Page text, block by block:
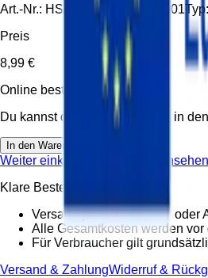
Art.-Nr.: HS-FIN-FINELINER-001Typ:
Preis
8,99 €
Online bestellbar
Du kannst diesen Artikel direkt in
In den Warenkorb
Weiter einkaufen
Warenkorb ansehen
Klare Bestellbedingungen
Versand pauschal 5,95 € oder
Alle Gesamtkosten werden
Für Verbraucher gilt
Versand & ZahlungWiderruf &